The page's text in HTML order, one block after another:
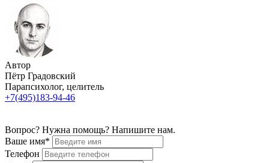
Автор
Пётр Градовский
Парапсихолог, целитель
+7(495)183-94-46
Вопрос? Нужна помощь? Напишите нам.
Ваше имя*
Телефон